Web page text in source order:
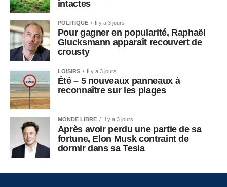
intactes
POLITIQUE Il y a 3 jours
Pour gagner en popularité, Raphaël
Glucksmann apparaît recouvert de
crousty
LOISIRS Il y a 3 jours
Été – 5 nouveaux panneaux à
reconnaître sur les plages
MONDE LIBRE Il y a 3 jours
Après avoir perdu une partie de sa
fortune, Elon Musk contraint de
dormir dans sa Tesla